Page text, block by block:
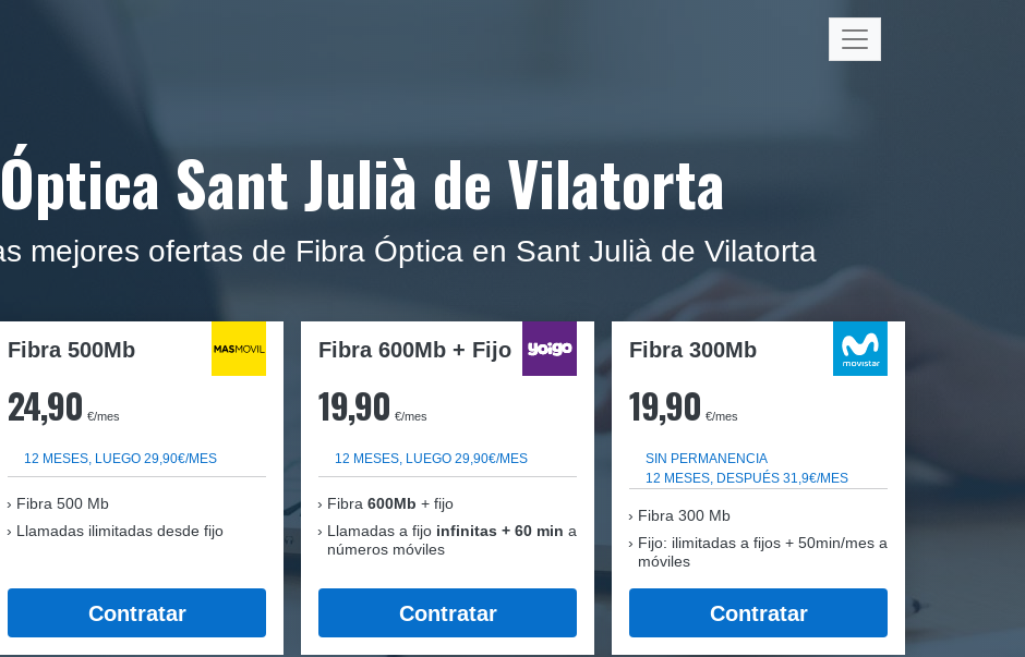
Sant Julià de Vilatorta
mejores ofertas de Fibra Óptica en Sant Julià de Vilatorta
Fibra 500Mb
24,90 €/mes
12 MESES, LUEGO 29,90€/MES
Fibra 500 Mb
Llamadas ilimitadas desde fijo
Contratar
Fibra 600Mb + Fijo
19,90 €/mes
12 MESES, LUEGO 29,90€/MES
Fibra 600Mb + fijo
Llamadas a fijo infinitas + 60 min a
números móviles
Contratar
Fibra 300Mb
19,90 €/mes
SIN PERMANENCIA
12 MESES, DESPUÉS 31,9€/MES
Fibra 300 Mb
Fijo: ilimitadas a fijos + 50min/mes a
móviles
Contratar